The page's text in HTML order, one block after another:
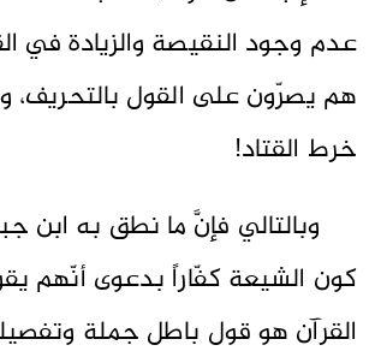
عدم وجود النقيصة والزيادة في
هم يصرّون على القول بالتحريف،
خرط القتاد!
وبالتالي فإنَّ ما نطق به ابن
كون الشيعة كفّاراً بدعوى أنّهم
القرآن هو قول باطل جملة